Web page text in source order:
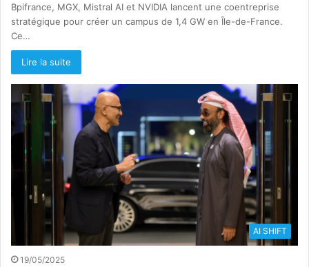
Bpifrance, MGX, Mistral AI et NVIDIA lancent une coentreprise
stratégique pour créer un campus de 1,4 GW en Île-de-France.
Ce…
Lire la suite
AI SHIFT
19/05/2025